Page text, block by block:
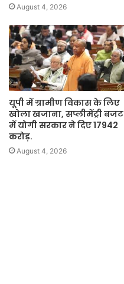
August 4, 2026
यूपी में ग्रामीण विकास के लिए
खोला खजाना, सप्लीमेंट्री बजट
में योगी सरकार ने दिए 17942
करोड़.
August 4, 2026